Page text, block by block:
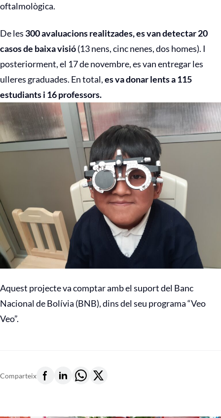
oftalmològica.
De les 300 avaluacions realitzades, es van detectar 20
casos de baixa visió(13 nens, cinc nenes, dos homes). I
posteriorment, el 17 de novembre, es van entregar les
ulleres graduades. En total,es va donar lents a 115
estudiants i 16 professors.
Aquest projecte va comptar amb el suport del Banc
Nacional de Bolívia (BNB), dins del seu programa “Veo
Veo”.
Comparteix